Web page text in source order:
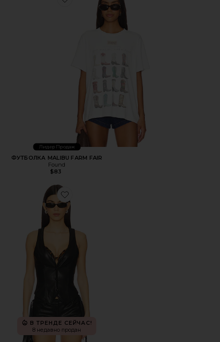
Favorite ФУТБОЛКА MALIBU FARM FAIR
Лидер Продаж
ФУТБОЛКА MALIBU FARM FAIR
Found
$83
Favorite ЖИЛЕТ KARINA
В ТРЕНДЕ СЕЙЧАС!
8 недавно продан